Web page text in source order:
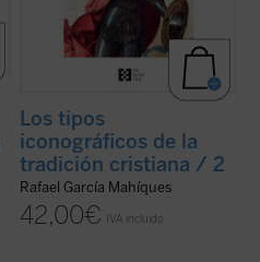
Los tipos
iconográficos de la
tradición cristiana / 2
Rafael García Mahíques
42,00€ IVA incluido